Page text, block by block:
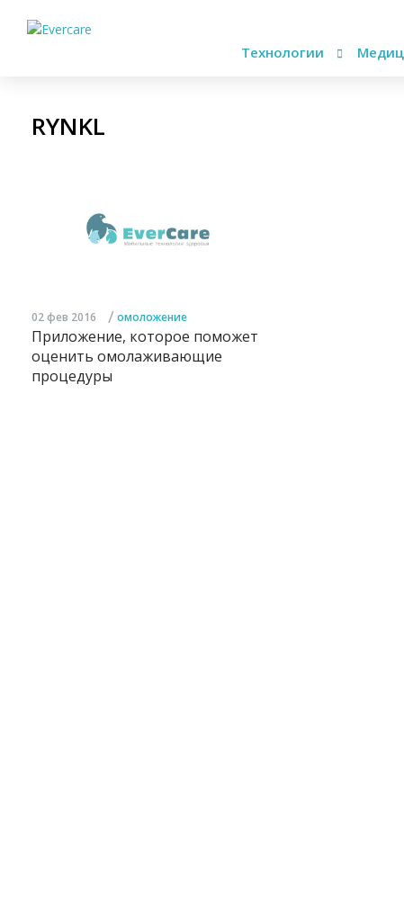
Технологии
RYNKL
02 фев 2016 / омоложение
Приложение, которое поможет
оценить омолаживающие
процедуры